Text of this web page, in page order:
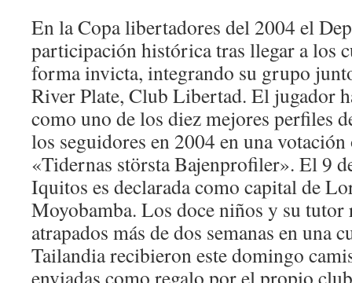
En la Copa libertadores del 2004 el
participación histórica tras llegar a los
forma invicta, integrando su grupo
River Plate, Club Libertad. El jugador
como uno de los diez mejores perfiles
los seguidores en 2004 en una
«Tidernas största Bajenprofiler». El 9
Iquitos es declarada como capital de
Moyobamba. Los doce niños y su tutor
atrapados más de dos semanas en una
Tailandia recibieron este domingo